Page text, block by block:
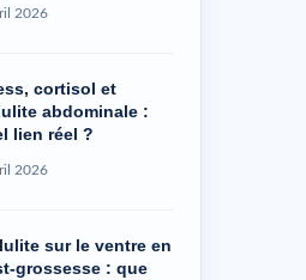
2026
cortisol et
abdominale :
lien réel ?
2026
sur le ventre en
grossesse : que